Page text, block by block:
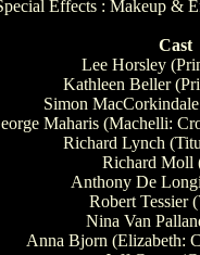
Effects : Makeup &
Cast
Lee Horsley
Kathleen Beller
Simon
Maharis (Machelli:
Richard Lynch
Richard Moll
Anthony De
Robert Tessier
Nina Van
Anna Bjorn (Elizabeth: